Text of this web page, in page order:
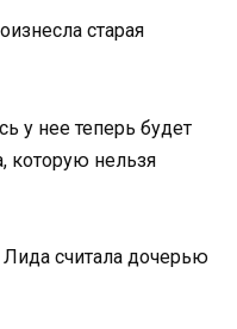
старая
у нее теперь будет
которую нельзя
считала дочерью